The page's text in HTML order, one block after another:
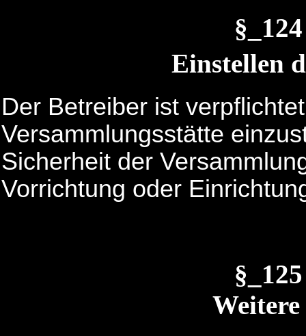
Einstellen
Der Betreiber ist
Versammlungsstätte
Sicherheit der
Vorrichtung oder